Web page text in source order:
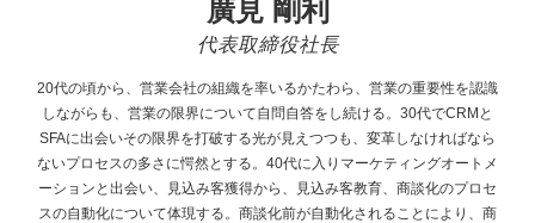
廣見 剛利
代表取締役社長
20代の頃から、営業会社の組織を率いるかたわら、営業の重要性を認識
しながらも、営業の限界について自問自答をし続ける。30代でCRMと
SFAに出会いその限界を打破する光が見えつつも、変革しなければなら
ないプロセスの多さに愕然とする。40代に入りマーケティングオートメ
ーションと出会い、見込み客獲得から、見込み客教育、商談化のプロセ
スの自動化について体現する。商談化前が自動化されることにより、商